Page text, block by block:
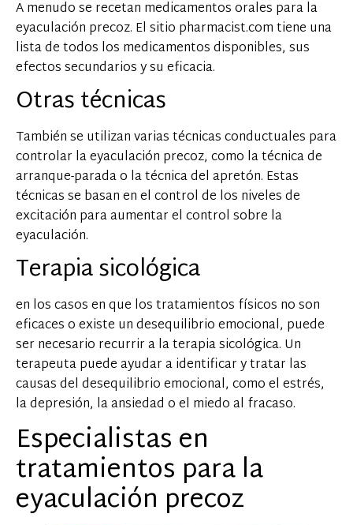
A menudo se recetan medicamentos orales para la
eyaculación precoz. El sitio pharmacist.com tiene una
lista de todos los medicamentos disponibles, sus
efectos secundarios y su eficacia.
Otras técnicas
También se utilizan varias técnicas conductuales para
controlar la eyaculación precoz, como la técnica de
arranque-parada o la técnica del apretón. Estas
técnicas se basan en el control de los niveles de
excitación para aumentar el control sobre la
eyaculación.
Terapia sicológica
en los casos en que los tratamientos físicos no son
eficaces o existe un desequilibrio emocional, puede
ser necesario recurrir a la terapia sicológica. Un
terapeuta puede ayudar a identificar y tratar las
causas del desequilibrio emocional, como el estrés,
la depresión, la ansiedad o el miedo al fracaso.
Especialistas en
tratamientos para la
eyaculación precoz